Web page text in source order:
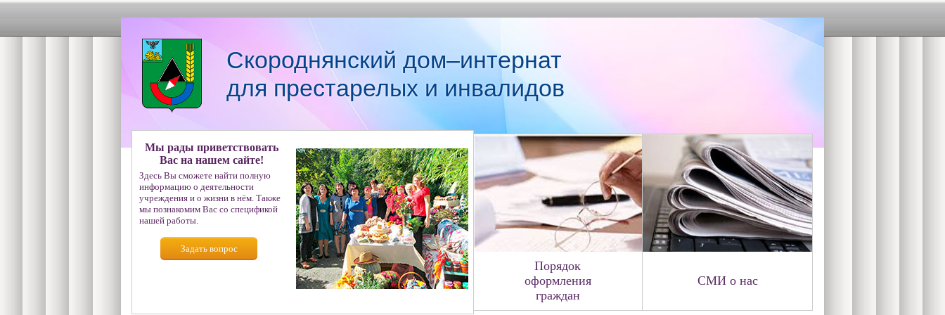
Скороднянский дом–интернат
для престарелых и инвалидов
Мы рады приветствовать
Вас на нашем сайте!
Здесь Вы сможете найти полную
информацию о деятельности
учреждения и о жизни в нём. Также
мы познакомим Вас со спецификой
нашей работы.
Задать вопрос
Порядок
оформления
граждан
СМИ о нас